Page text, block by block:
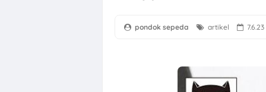
pondok sepeda artikel 7.6.23